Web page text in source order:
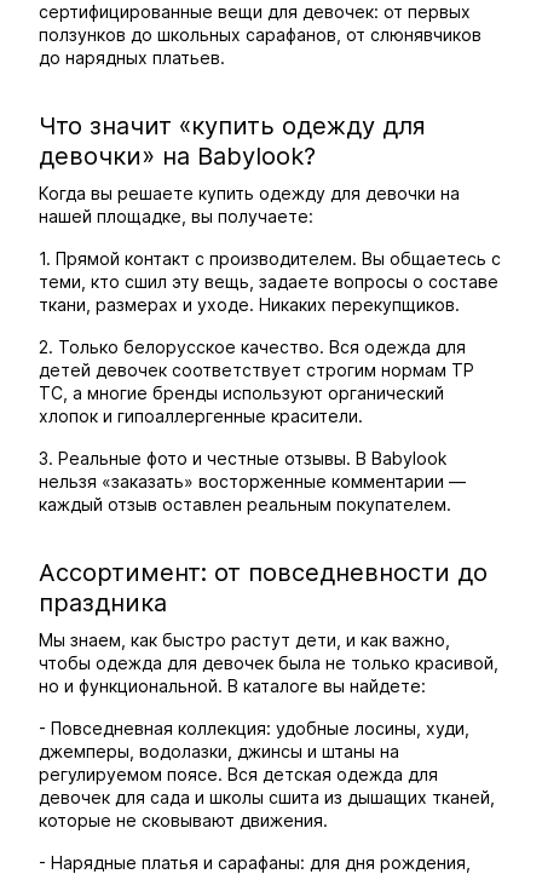
сертифицированные вещи для девочек: от первых
ползунков до школьных сарафанов, от слюнявчиков
до нарядных платьев.
Что значит «купить одежду для
девочки» на Babylook?
Когда вы решаете купить одежду для девочки на
нашей площадке, вы получаете:
1. Прямой контакт с производителем. Вы общаетесь с
теми, кто сшил эту вещь, задаете вопросы о составе
ткани, размерах и уходе. Никаких перекупщиков.
2. Только белорусское качество. Вся одежда для
детей девочек соответствует строгим нормам ТР
ТС, а многие бренды используют органический
хлопок и гипоаллергенные красители.
3. Реальные фото и честные отзывы. В Babylook
нельзя «заказать» восторженные комментарии —
каждый отзыв оставлен реальным покупателем.
Ассортимент: от повседневности до
праздника
Мы знаем, как быстро растут дети, и как важно,
чтобы одежда для девочек была не только красивой,
но и функциональной. В каталоге вы найдете:
- Повседневная коллекция: удобные лосины, худи,
джемперы, водолазки, джинсы и штаны на
регулируемом поясе. Вся детская одежда для
девочек для сада и школы сшита из дышащих тканей,
которые не сковывают движения.
- Нарядные платья и сарафаны: для дня рождения,